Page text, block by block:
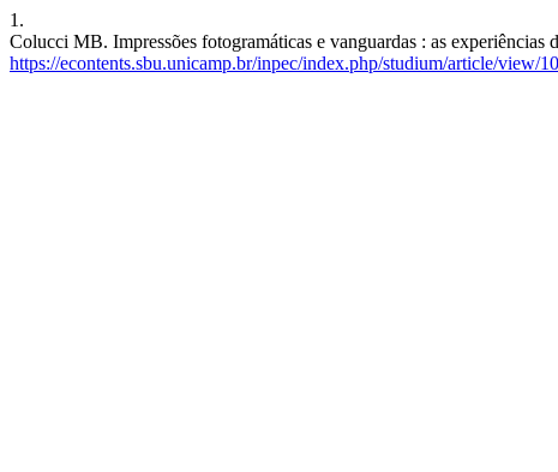
1.
Colucci MB. Impressões fotogramáticas e vanguardas : as
https://econtents.sbu.unicamp.br/inpec/index.php/studium/article/view/